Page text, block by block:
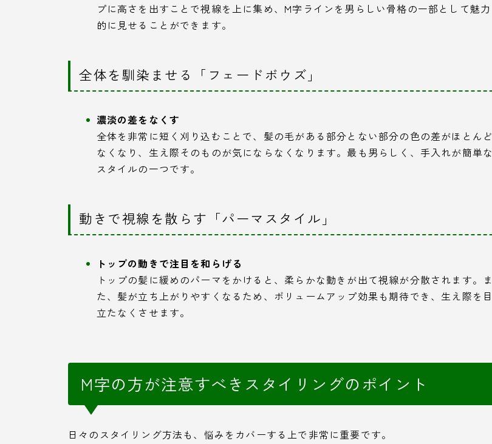
プに高さを出すことで視線を上に集め、M字ラインを男らしい骨格の一部として魅力
的に見せることができます。
全体を馴染ませる「フェードボウズ」
濃淡の差をなくす
全体を非常に短く刈り込むことで、髪の毛がある部分とない部分の色の差がほとんど
なくなり、生え際そのものが気にならなくなります。最も男らしく、手入れが簡単な
スタイルの一つです。
動きで視線を散らす「パーマスタイル」
トップの動きで注目を和らげる
トップの髪に緩めのパーマをかけると、柔らかな動きが出て視線が分散されます。ま
た、髪が立ち上がりやすくなるため、ボリュームアップ効果も期待でき、生え際を目
立たなくさせます。
M字の方が注意すべきスタイリングのポイント
日々のスタイリング方法も、悩みをカバーする上で非常に重要です。